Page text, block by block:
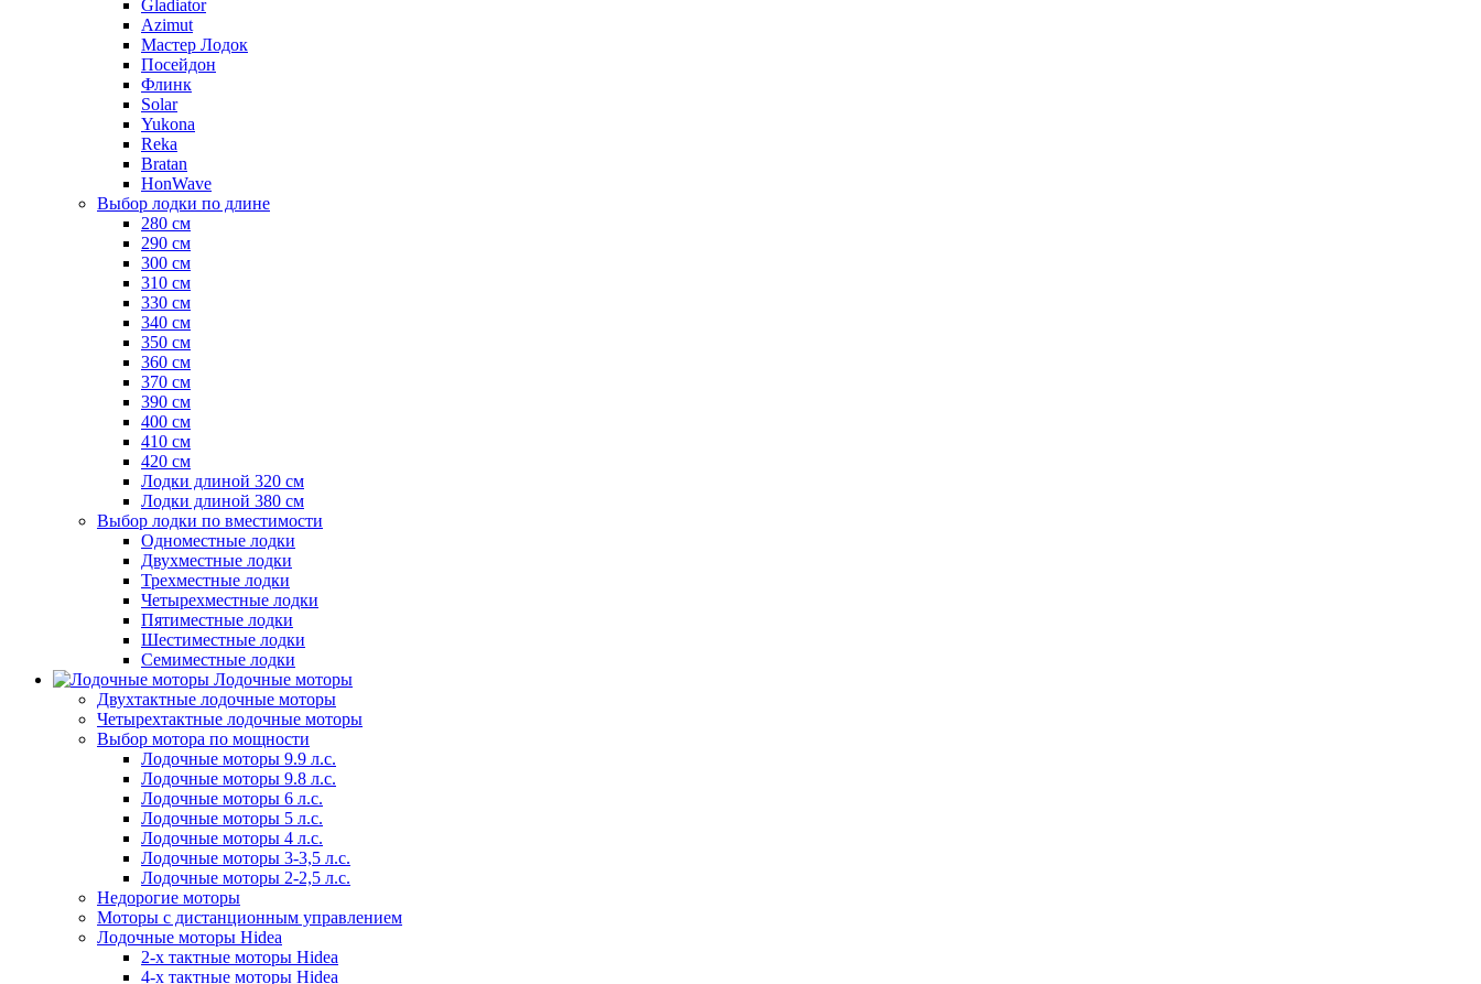
Gladiator
Azimut
Мастер Лодок
Посейдон
Флинк
Solar
Yukona
Reka
Bratan
HonWave
Выбор лодки по длине
280 см
290 см
300 см
310 см
330 см
340 см
350 см
360 см
370 см
390 см
400 см
410 см
420 см
Лодки длиной 320 см
Лодки длиной 380 см
Выбор лодки по вместимости
Одноместные лодки
Двухместные лодки
Трехместные лодки
Четырехместные лодки
Пятиместные лодки
Шестиместные лодки
Семиместные лодки
Лодочные моторы
Двухтактные лодочные моторы
Четырехтактные лодочные моторы
Выбор мотора по мощности
Лодочные моторы 9.9 л.с.
Лодочные моторы 9.8 л.с.
Лодочные моторы 6 л.с.
Лодочные моторы 5 л.с.
Лодочные моторы 4 л.с.
Лодочные моторы 3-3,5 л.с.
Лодочные моторы 2-2,5 л.с.
Недорогие моторы
Моторы с дистанционным управлением
Лодочные моторы Hidea
2-х тактные моторы Hidea
4-х тактные моторы Hidea